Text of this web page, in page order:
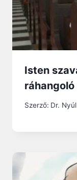
Isten
ráhangoló
Szerző: Dr.